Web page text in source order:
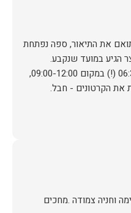
תואם את התיאור, ספה נפתחת
הגיע במועד שנקבע.
המובילים הגיעו מוקדם מהצפוי 06:30 (!) במקום 09:00-12:00,
את הקרטונים - חבל.
וחניה צמודה .מחכים